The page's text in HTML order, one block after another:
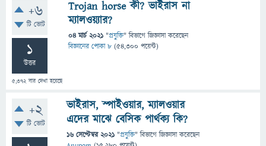
+6
টি ভোট
1
উত্তর
5,372 বার দেখা হয়েছে
Trojan horse কী? ভাইরাস না
ম্যালওয়্যার?
04 মার্চ 2021 "প্রযুক্তি" বিভাগে জিজ্ঞাসাকরেছেন
বিজ্ঞানের পোকা ৮ (54,300 পয়েন্ট)
+2
টি ভোট
ভাইরাস, স্পাইওয়ার, ম্যালওয়ার
এদের মাঝে বেসিক পার্থক্য কি?
16 সেপ্টেম্বর 2021 "প্রযুক্তি" বিভাগে জিজ্ঞাসাকরেছেন